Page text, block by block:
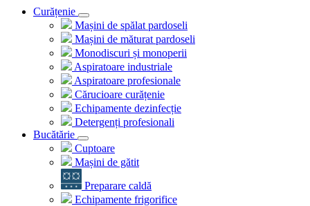
Curățenie
Mașini de spălat pardoseli
Mașini de măturat pardoseli
Monodiscuri și monoperii
Aspiratoare industriale
Aspiratoare profesionale
Cărucioare curățenie
Echipamente dezinfecție
Detergenți profesionali
Bucătărie
Cuptoare
Mașini de gătit
Preparare caldă
Echipamente frigorifice